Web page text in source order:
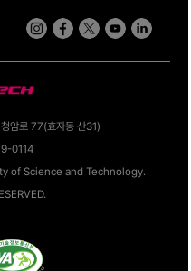
암로 77(효자동 산31)
0114
of Science and Technology.